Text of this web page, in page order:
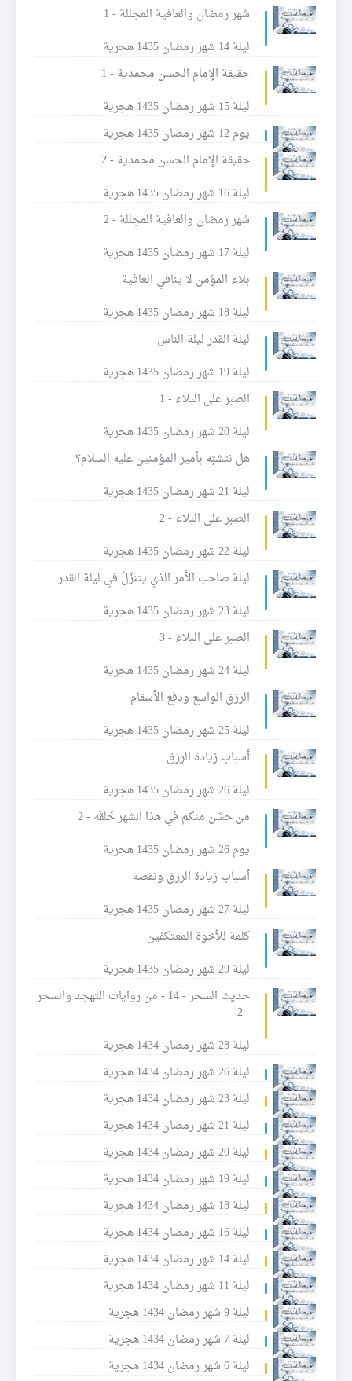
شهر رمضان والعافية المجللة - 1
ليلة 14 شهر رمضان 1435 هجرية
حقيقة الإمام الحسن محمدية - 1
ليلة 15 شهر رمضان 1435 هجرية
يوم 12 شهر رمضان 1435 هجرية
حقيقة الإمام الحسن محمدية - 2
ليلة 16 شهر رمضان 1435 هجرية
شهر رمضان والعافية المجللة - 2
ليلة 17 شهر رمضان 1435 هجرية
بلاء المؤمن لا ينافي العافية
ليلة 18 شهر رمضان 1435 هجرية
ليلة القدر ليلة الناس
ليلة 19 شهر رمضان 1435 هجرية
الصبر على البلاء - 1
ليلة 20 شهر رمضان 1435 هجرية
هل نتشبّه بأمير المؤمنين عليه السلام؟
ليلة 21 شهر رمضان 1435 هجرية
الصبر على البلاء - 2
ليلة 22 شهر رمضان 1435 هجرية
ليلة صاحب الأمر الذي يتنزّلُ في ليلة القدر
ليلة 23 شهر رمضان 1435 هجرية
الصبر على البلاء - 3
ليلة 24 شهر رمضان 1435 هجرية
الرزق الواسع ودفع الأسقام
ليلة 25 شهر رمضان 1435 هجرية
أسباب زيادة الرزق
ليلة 26 شهر رمضان 1435 هجرية
من حسًن منكم في هذا الشهر خُلقَه - 2
يوم 26 شهر رمضان 1435 هجرية
أسباب زيادة الرزق ونقصه
ليلة 27 شهر رمضان 1435 هجرية
كلمة للأخوة المعتكفين
ليلة 29 شهر رمضان 1435 هجرية
حديث السحر - 14 - من روايات التهجد والسحر
- 2
ليلة 28 شهر رمضان 1434 هجرية
ليلة 26 شهر رمضان 1434 هجرية
ليلة 23 شهر رمضان 1434 هجرية
ليلة 21 شهر رمضان 1434 هجرية
ليلة 20 شهر رمضان 1434 هجرية
ليلة 19 شهر رمضان 1434 هجرية
ليلة 18 شهر رمضان 1434 هجرية
ليلة 16 شهر رمضان 1434 هجرية
ليلة 14 شهر رمضان 1434 هجرية
ليلة 11 شهر رمضان 1434 هجرية
ليلة 9 شهر رمضان 1434 هجرية
ليلة 7 شهر رمضان 1434 هجرية
ليلة 6 شهر رمضان 1434 هجرية